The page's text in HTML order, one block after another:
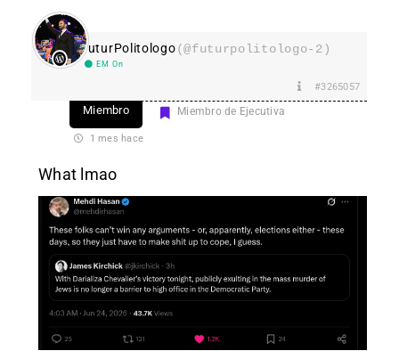
FuturPolitologo(@futurpolitologo-2)
EM On
#3265057
Miembro Miembro de Ejecutiva
1 mes hace
What lmao